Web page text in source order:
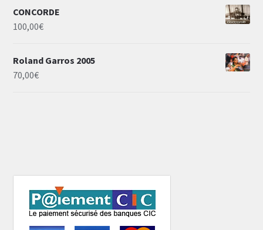
CONCORDE
100,00€
Roland Garros 2005
70,00€